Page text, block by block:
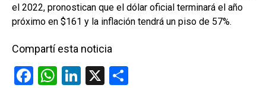
el 2022, pronostican que el dólar oficial terminará el año
próximo en $161 y la inflación tendrá un piso de 57%.
Compartí esta noticia
F
W Li
X